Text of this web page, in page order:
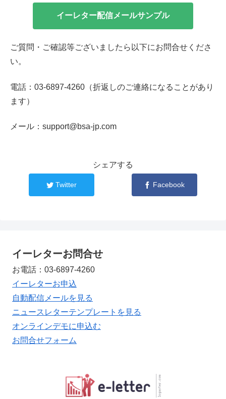
イーレター配信メールサンプル
ご質問・ご確認等ございましたら以下にお問合せくださ
い。
電話：03-6897-4260（折返しのご連絡になることがあり
ます）
メール：support@bsa-jp.com
シェアする
Twitter Facebook
イーレターお問合せ
お電話：03-6897-4260
イーレターお申込
自動配信メールを見る
ニュースレターテンプレートを見る
オンラインデモに申込む
お問合せフォーム